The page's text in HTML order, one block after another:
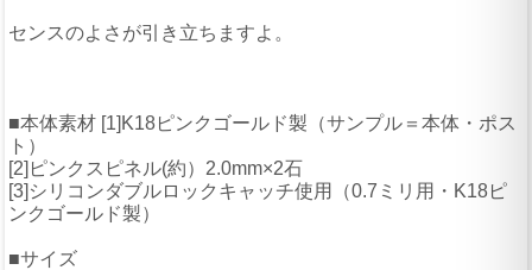
センスのよさが引き立ちますよ。
■本体素材 [1]K18ピンクゴールド製（サンプル＝本体・ポス
ト）
[2]ピンクスピネル(約）2.0mm×2石
[3]シリコンダブルロックキャッチ使用（0.7ミリ用・K18ピ
ンクゴールド製）
■サイズ